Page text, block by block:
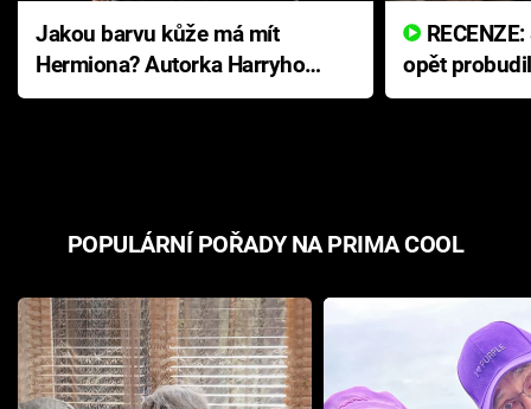
Jakou barvu kůže má mít
Hermiona? Autorka Harryho
Pottera přišla s ráznou
opět
přichází s
POPULÁRNÍ POŘADY NA PRIMA COOL